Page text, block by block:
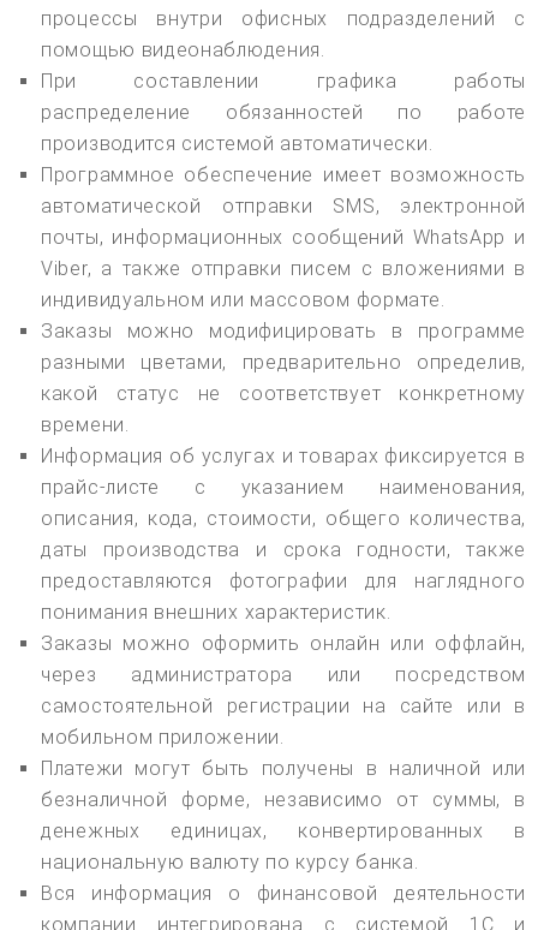
процессы внутри офисных подразделений с
помощью видеонаблюдения.
При составлении графика работы
распределение обязанностей по работе
производится системой автоматически.
Программное обеспечение имеет возможность
автоматической отправки SMS, электронной
почты, информационных сообщений WhatsApp и
Viber, а также отправки писем с вложениями в
индивидуальном или массовом формате.
Заказы можно модифицировать в программе
разными цветами, предварительно определив,
какой статус не соответствует конкретному
времени.
Информация об услугах и товарах фиксируется в
прайс-листе с указанием наименования,
описания, кода, стоимости, общего количества,
даты производства и срока годности, также
предоставляются фотографии для наглядного
понимания внешних характеристик.
Заказы можно оформить онлайн или оффлайн,
через администратора или посредством
самостоятельной регистрации на сайте или в
мобильном приложении.
Платежи могут быть получены в наличной или
безналичной форме, независимо от суммы, в
денежных единицах, конвертированных в
национальную валюту по курсу банка.
Вся информация о финансовой деятельности
компании интегрирована с системой 1С и